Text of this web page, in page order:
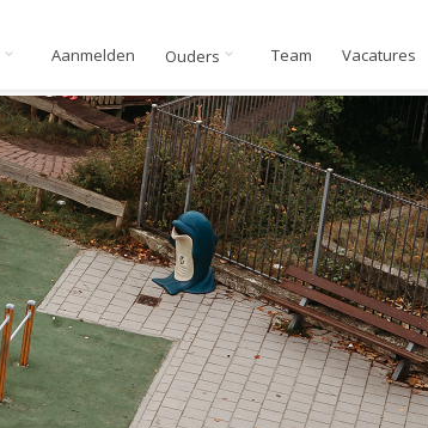
Aanmelden Ouders Team Vacatures